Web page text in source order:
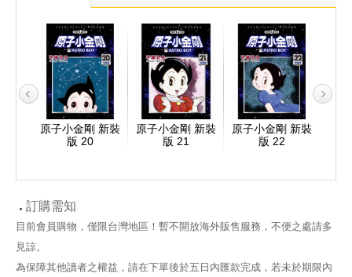
原子小金剛 新裝
版 20
原子小金剛 新裝
版 21
原子小金剛 新裝
版 22
訂購需知
目前會員購物，僅限台灣地區！暫不開放海外販售服務，不便之處請多
見諒。
為保障其他讀者之權益，請在下單後於五日內匯款完成，若未於期限內